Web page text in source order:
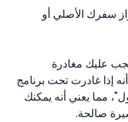
سفرك الأصلي أو
عليك مغادرة
إذا غادرت تحت برنامج
مما يعني أنه يمكنك
صالحة.